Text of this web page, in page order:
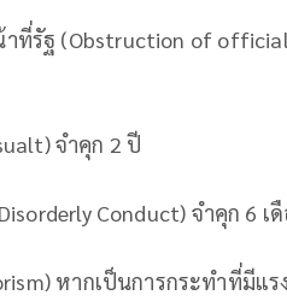
าที่รัฐ (Obstruction of
จำคุก 2 ปี
Conduct) จำคุก 6 เ
หากเป็นการกระทำที่มีแ